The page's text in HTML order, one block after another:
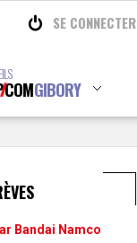
SE CONNECTER
COMGIBORY
Bandai Namco